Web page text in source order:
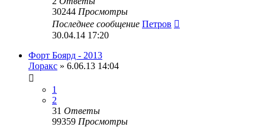
30244 Просмотры
Последнее сообщение Петров
30.04.14 17:20
Форт Боярд - 2013
Лоракс » 6.06.13 14:04
1
2
31 Ответы
99359 Просмотры